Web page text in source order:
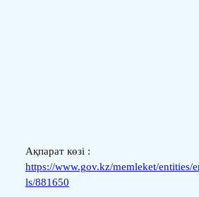
Ақпарат көзі :
https://www.gov.kz/memleket/entities/
ls/881650